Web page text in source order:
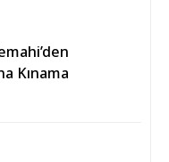
Kınama